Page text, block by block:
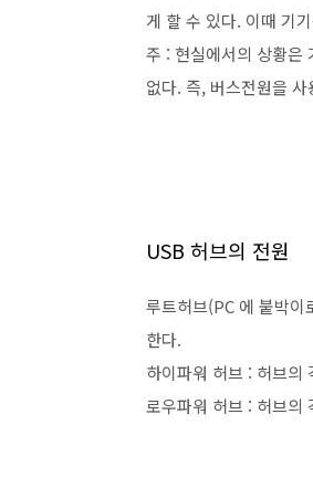
게 할 수 있다. 이때 기
주 : 현실에서의 상황은
없다. 즉, 버스전원을
USB 허브의 전원
루트허브(PC 에 붙박이
한다.
하이파워 허브 : 허브의
로우파워 허브 : 허브의